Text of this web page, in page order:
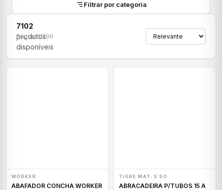
Filtrar por categoria
7102
produtos
disponíveis
Página 1/296
WORKER
ABAFADOR CONCHA WORKER
TIGRE MAT. E SO
ABRACADEIRA P/TUBOS 15 A